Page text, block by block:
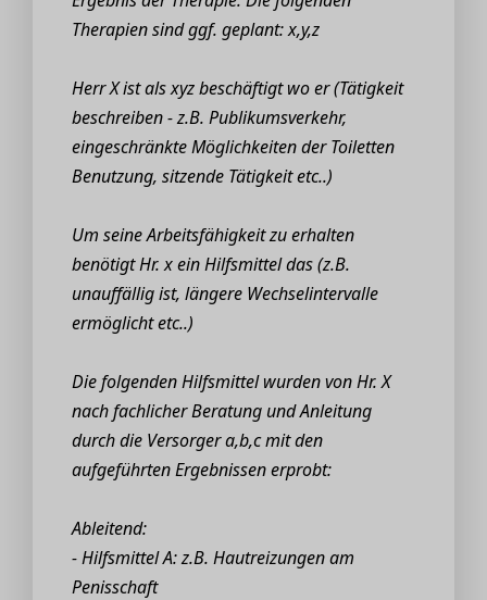
Therapien sind ggf. geplant: x,y,z
Herr X ist als xyz beschäftigt wo er (Tätigkeit
beschreiben - z.B. Publikumsverkehr,
eingeschränkte Möglichkeiten der Toiletten
Benutzung, sitzende Tätigkeit etc..)
Um seine Arbeitsfähigkeit zu erhalten
benötigt Hr. x ein Hilfsmittel das (z.B.
unauffällig ist, längere Wechselintervalle
ermöglicht etc..)
Die folgenden Hilfsmittel wurden von Hr. X
nach fachlicher Beratung und Anleitung
durch die Versorger a,b,c mit den
aufgeführten Ergebnissen erprobt:
Ableitend:
- Hilfsmittel A: z.B. Hautreizungen am
Penisschaft